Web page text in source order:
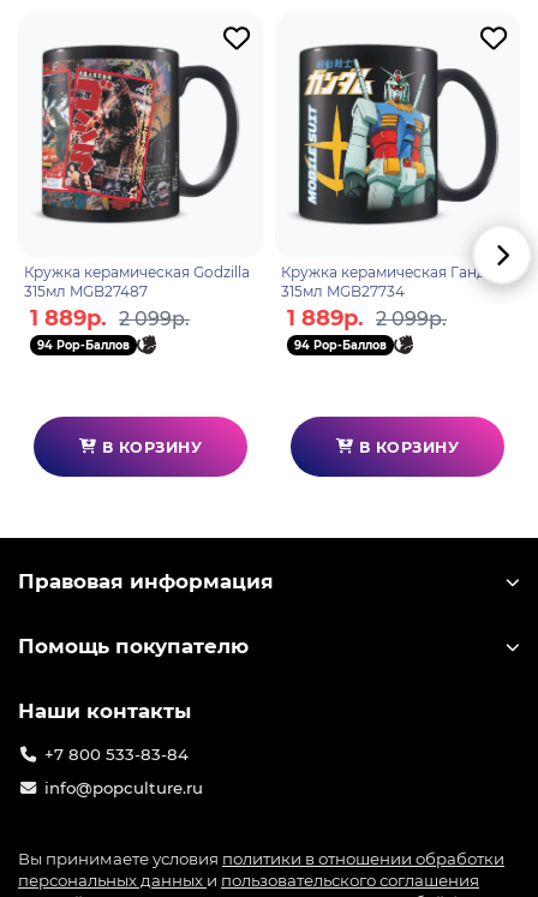
Отличительное качество учеников этого
факультета: храбрость, благородство, честность.
Гостиная Гриффиндора: вход находится за
портретом Полной Дамы, Гриффиндорская Башня
- одна из самых высоких в замке. Гостиная
оформлена в красно-золотых тонах.
Кружка керамическая Godzilla
315мл MGB27487
1 889р. 2 099р.
94 Pop-Баллов
В КОРЗИНУ
Кружка керамическая Гандам
315мл MGB27734
1 889р. 2 099р.
94 Pop-Баллов
В КОРЗИНУ
Правовая информация
Помощь покупателю
Наши контакты
+7 800 533-83-84
info@popculture.ru
Вы принимаете условия политики в отношении обработки
персональных данных и пользовательского соглашения